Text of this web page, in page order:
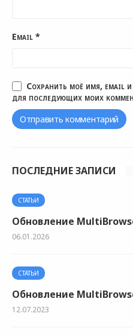
Email *
Сохранить моё имя, email и
для последующих моих
ПОСЛЕДНИЕ ЗАПИСИ
СТАТЬИ
Обновление
06.01.2026
СТАТЬИ
Обновление
12.07.2023